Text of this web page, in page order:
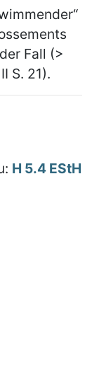
Fall (>
S. 21).
H 5.4 EStH